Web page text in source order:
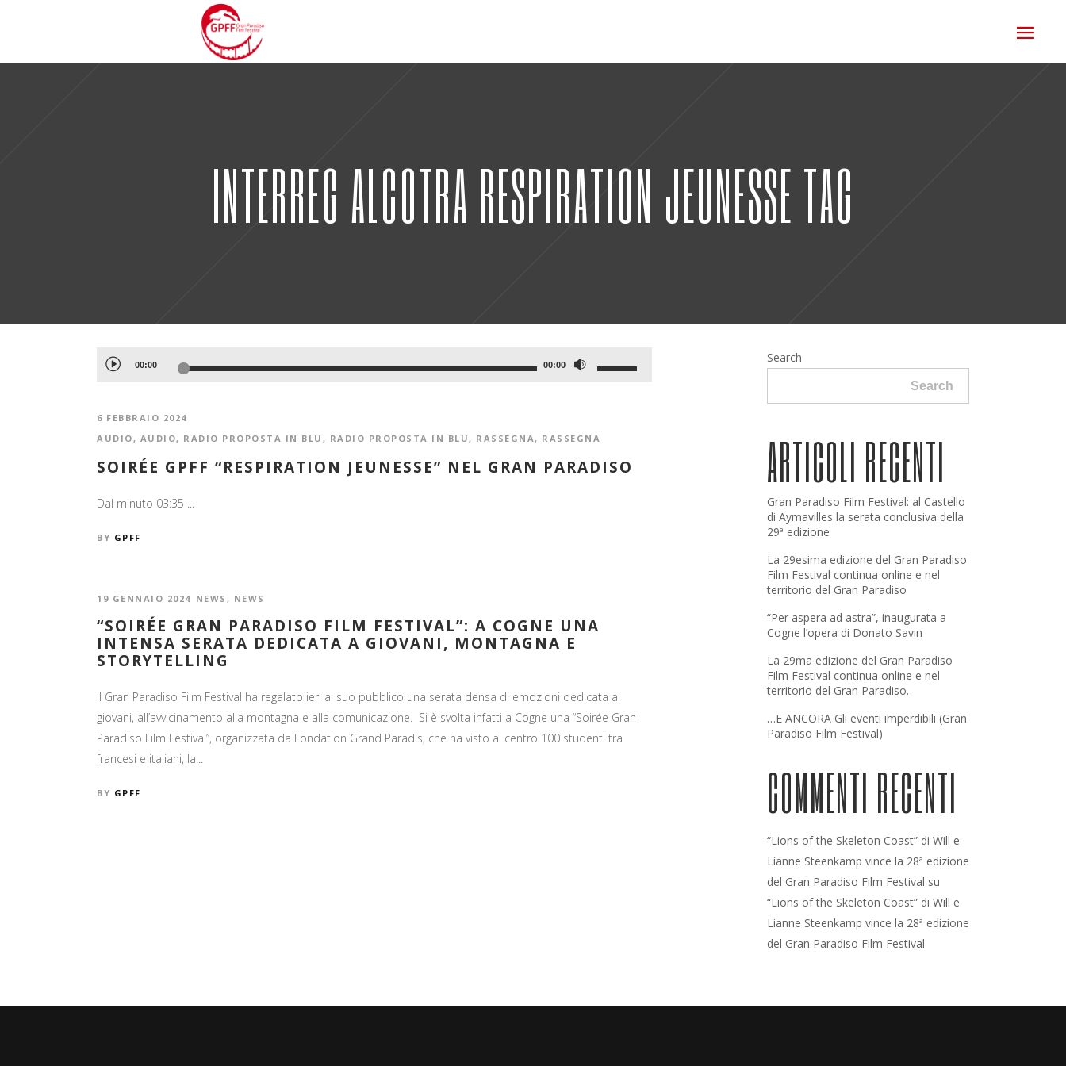
INTERREG ALCOTRA RESPIRATION JEUNESSE TAG
Audio
Player
00:00 00:00
su/giù
per
6 FEBBRAIO 2024
AUDIO, AUDIO, RADIO PROPOSTA IN BLU , RADIO PROPOSTA IN BLU, RASSEGNA, RASSEGNA
SOIRÉE GPFF “RESPIRATION JEUNESSE” NEL GRAN PARADISO
Dal minuto 03:35 ...
BY GPFF
19 GENNAIO 2024 NEWS , NEWS
“SOIRÉE GRAN PARADISO FILM FESTIVAL”: A COGNE UNA
INTENSA SERATA DEDICATA A GIOVANI, MONTAGNA E
STORYTELLING
Il Gran Paradiso Film Festival ha regalato ieri al suo pubblico una serata densa di emozioni dedicata ai
giovani, all’avvicinamento alla montagna e alla comunicazione. Si è svolta infatti a Cogne una “Soirée Gran
Paradiso Film Festival”, organizzata da Fondation Grand Paradis, che ha visto al centro 100 studenti tra
francesi e italiani, la...
BY GPFF
Search
Search
ARTICOLI RECENTI
Gran Paradiso Film Festival: al Castello
di Aymavilles la serata conclusiva della
29ª edizione
La 29esima edizione del Gran Paradiso
Film Festival continua online e nel
territorio del Gran Paradiso
“Per aspera ad astra”, inaugurata a
Cogne l’opera di Donato Savin
La 29ma edizione del Gran Paradiso
Film Festival continua online e nel
territorio del Gran Paradiso.
…E ANCORA Gli eventi imperdibili (Gran
Paradiso Film Festival)
COMMENTI RECENTI
“Lions of the Skeleton Coast” di Will e
Lianne Steenkamp vince la 28ª edizione
del Gran Paradiso Film Festival su
“Lions of the Skeleton Coast” di Will e
Lianne Steenkamp vince la 28ª edizione
del Gran Paradiso Film Festival